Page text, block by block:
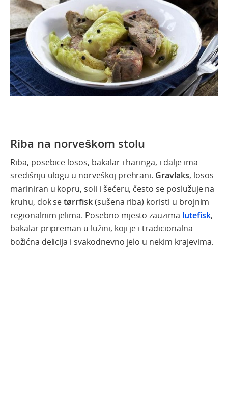
Riba na norveškom stolu
Riba, posebice losos, bakalar i haringa, i dalje ima
središnju ulogu u norveškoj prehrani. Gravlaks, losos
mariniran u kopru, soli i šećeru, često se poslužuje na
kruhu, dok setørrfisk(sušena riba) koristi u brojnim
regionalnim jelima. Posebno mjesto zauzima lutefisk,
bakalar pripreman u lužini, koji je i tradicionalna
božićna delicija i svakodnevno jelo u nekim krajevima.